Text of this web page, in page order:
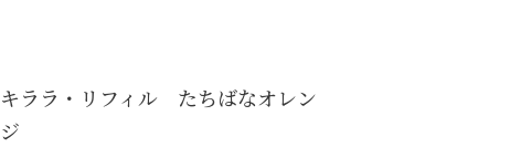
キララ・リフィル たちばなオレン
ジ